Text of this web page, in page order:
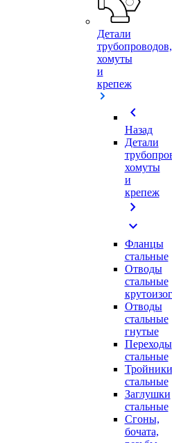
Детали
трубопроводов,
хомуты
и
крепеж
chevron_left
Назад
Детали
хомуты
и
крепеж
chevron_right
expand_more
Фланцы
стальные
Отводы
стальные
Отводы
стальные
гнутые
Переходы
стальные
Тройники
стальные
Заглушки
стальные
Сгоны,
бочата,